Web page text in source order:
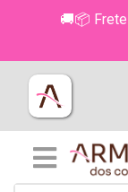
🚚📦